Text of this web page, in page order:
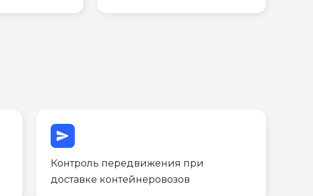
send
Контроль передвижения при
доставке контейнеровозов